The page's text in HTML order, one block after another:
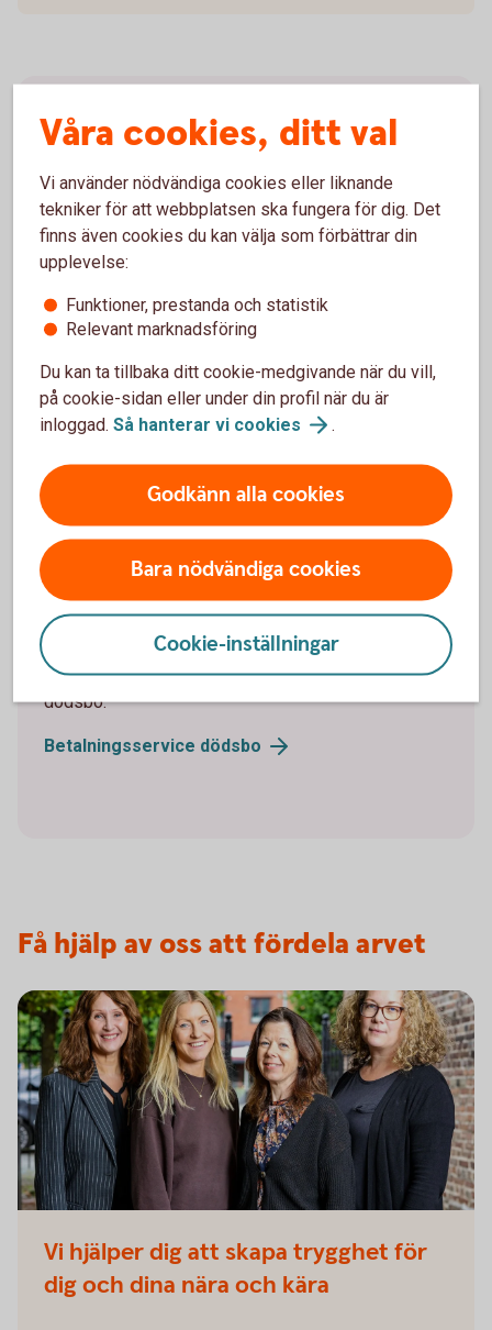
Adress till Arvskiftesgruppen
Falkenbergs Sparbank, Arvskifte
Box 32
311 21 Falkenberg
Hanteringstid för
betalningsuppdrag
Hanteringstiden för betalningsuppdrag, det vill säga
hjälp att betala räkningar utställda till dödsboet, är
cirka 3 arbetsdagar.
För mer information om betalningsservice för
dödsbo:
Betalningsservice dödsbo
Få hjälp av oss att fördela arvet
Vi hjälper dig att skapa trygghet för
dig och dina nära och kära
Våra cookies, ditt val
Vi använder nödvändiga cookies eller liknande
tekniker för att webbplatsen ska fungera för dig. Det
finns även cookies du kan välja som förbättrar din
upplevelse:
Funktioner, prestanda och statistik
Relevant marknadsföring
Du kan ta tillbaka ditt cookie-medgivande när du vill,
på cookie-sidan eller under din profil när du är
inloggad. Så hanterar vi cookies .
Godkänn alla cookies
Bara nödvändiga cookies
Cookie-inställningar